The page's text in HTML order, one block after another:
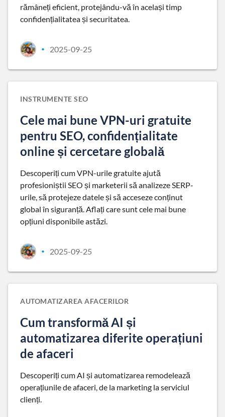
rămâneți eficient, protejându-vă în același timp
confidențialitatea și securitatea.
• 2025-09-25
INSTRUMENTE SEO
Cele mai bune VPN-uri gratuite
pentru SEO, confidențialitate
online și cercetare globală
Descoperiți cum VPN-urile gratuite ajută
profesioniștii SEO și marketerii să analizeze SERP-
urile, să protejeze datele și să acceseze conținut
global în siguranță. Aflați care sunt cele mai bune
opțiuni disponibile astăzi.
• 2025-09-25
AUTOMATIZAREA AFACERILOR
Cum transformă AI și
automatizarea diferite operațiuni
de afaceri
Descoperiți cum AI și automatizarea remodelează
operațiunile de afaceri, de la marketing la serviciul
clienți.